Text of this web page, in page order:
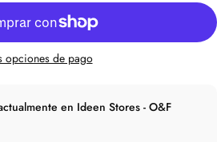
opciones de pago
en Ideen Stores - O&F